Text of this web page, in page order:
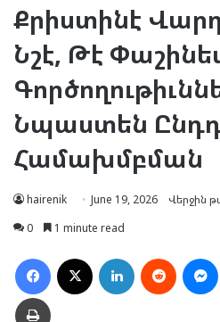
Քրիստինէ
Նշէ, Թէ
Նպաստեն
Համախմբման
hairenik June 19, 2026
Վերջին
0
1 minute read
Facebook LinkedIn Reddit
Տպել